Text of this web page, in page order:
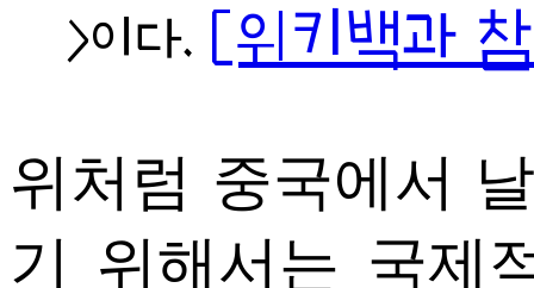
>이다. [위키백과
위처럼 중국에서
기 위해서는 국제